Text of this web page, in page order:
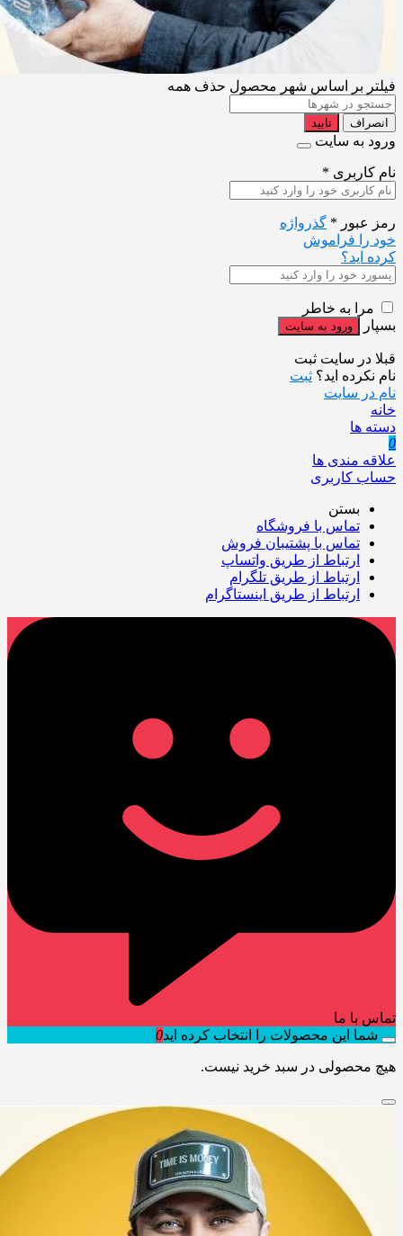
فیلتر بر اساس شهر محصول حذف همه
انصراف تایید
ورود به سایت
نام کاربری *
رمز عبور * گذرواژه
خود را فراموش
کرده اید؟
مرا به خاطر
بسپار
قبلا در سایت ثبت
نام نکرده اید؟ ثبت
نام در سایت
خانه
دسته ها
0
علاقه مندی ها
حساب کاربری
بستن
تماس با فروشگاه
تماس با پشتیبان فروش
ارتباط از طریق واتساپ
ارتباط از طریق تلگرام
ارتباط از طریق اینستاگرام
تماس با ما
شما این محصولات را انتخاب کرده اید0
هیچ محصولی در سبد خرید نیست.